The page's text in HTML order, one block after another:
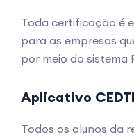
Toda certificação é
para as empresas
por meio do sistema
Aplicativo
Todos os alunos da